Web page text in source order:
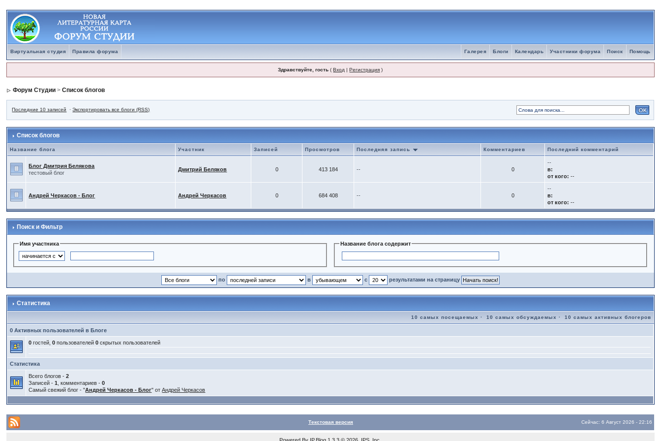
Виртуальная студия Правила форума Помощь
Поиск
Участники форума
Календарь
Блоги
Галерея
Здравствуйте, гость (Вход |Регистрация )
Форум Студии >Список блогов
Последние 10 записей ·Экспортировать все блоги (RSS)
Список блогов
Название блога Участник Записей Просмотров Последняя запись Комментариев Последний комментарий
Блог Дмитрия Белякова
тестовый блог
Дмитрий Беляков 0 413 184 -- 0
--
в:
от кого: --
Андрей Черкасов - Блог Андрей Черкасов 0 684 408 -- 0
--
в:
от кого: --
Поиск и Фильтр
Имя участника Название блога содержит
по в с результатами на страницу
Статистика
10 самых посещаемых · 10 самых обсуждаемых · 10 самых активных блогеров
0 Активных пользователей в Блоге
0 гостей,0 пользователей0 скрытых пользователей
Статистика
Всего блогов -2
Записей -1 , комментариев -0
Самый свежий блог - "Андрей Черкасов - Блог" отАндрей Черкасов
Текстовая версия Сейчас: 6 Август 2026 - 22:16